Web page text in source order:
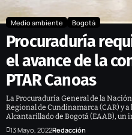
Medio ambiente Bogotá
Procuraduría
el avance de la
PTAR Canoas
La Procuraduría General de la
Regional de Cundinamarca (CAR) y a
Alcantarillado de Bogotá (EAAB), un
13 Mayo, 2022Redacción